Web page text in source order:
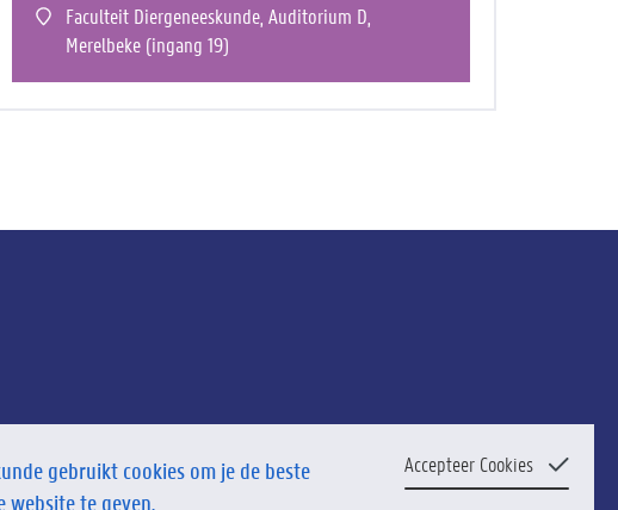
Faculteit Diergeneeskunde, Auditorium D,
Merelbeke (ingang 19)
gebruikt cookies om je de beste
website te geven.
Accepteer Cookies